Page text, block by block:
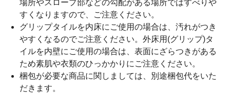
場所やスロープ部などの勾配がある場所ではすべりや
すくなりますので、ご注意ください。
グリップタイルを内床にご使用の場合は、汚れがつき
やすくなるのでご注意ください。外床用(グリップ)タ
イルを内壁にご使用の場合は、表面にざらつきがある
ため素肌や衣類のひっかかりにご注意ください。
梱包が必要な商品に関しましては、別途梱包代をいた
だきます。